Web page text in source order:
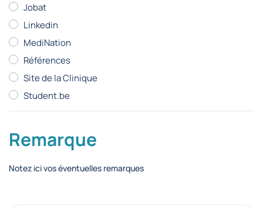
Jobat
Linkedin
MediNation
Références
Site de la Clinique
Student.be
Remarque
Notez ici vos éventuelles remarques